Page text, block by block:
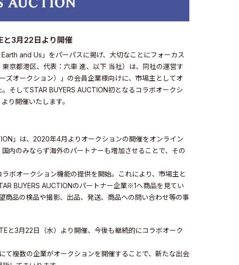
と3月22日より開催
and Us」をパーパスに掲げ、大切なことにフォーカス
京都港区、代表：六車 進、以下 当社）は、同社の運営す
ズオークション）」の会員企業様向けに、市場主としてオ
そしてSTAR BUYERS AUCTION初となるコラボオークシ
り開催いたします。
」は、2020年4月よりオークションの開催をオンライン
内のみならず海外のパートナーも増加させることで、その
ボオークション機能の提供を開始。これにより、市場主と
BUYERS AUCTIONのパートナー企業※1へ商品を見てい
品の検品や撮影、出品、発送、商品への問い合わせ等の事
と3月22日（水）より開催、今後も継続的にコラボオーク
て複数の企業がオークションを開催することで、新たな出会